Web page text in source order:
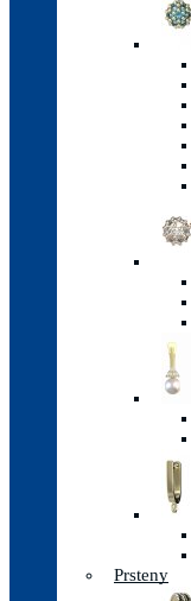
Prsteny